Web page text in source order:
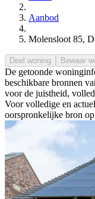
Aanbod
Molensloot 85,
Deel woning Bewaar
De getoonde
beschikbare bronnen
voor de juistheid,
Voor volledige en
oorspronkelijke bron op